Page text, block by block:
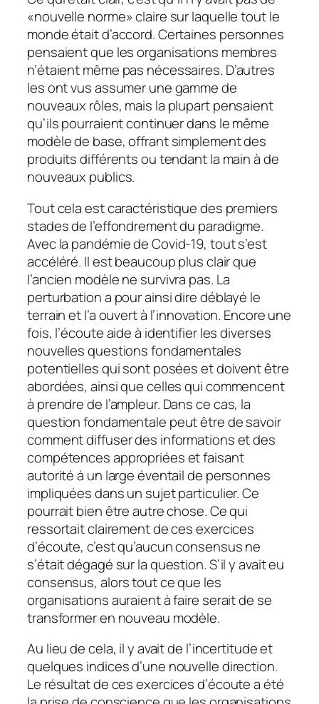
«nouvelle norme» claire sur laquelle tout le
monde était d’accord. Certaines personnes
pensaient que les organisations membres
n’étaient même pas nécessaires. D’autres
les ont vus assumer une gamme de
nouveaux rôles, mais la plupart pensaient
qu’ils pourraient continuer dans le même
modèle de base, offrant simplement des
produits différents ou tendant la main à de
nouveaux publics.
Tout cela est caractéristique des premiers
stades de l’effondrement du paradigme.
Avec la pandémie de Covid-19, tout s’est
accéléré. Il est beaucoup plus clair que
l’ancien modèle ne survivra pas. La
perturbation a pour ainsi dire déblayé le
terrain et l’a ouvert à l’innovation. Encore une
fois, l’écoute aide à identifier les diverses
nouvelles questions fondamentales
potentielles qui sont posées et doivent être
abordées, ainsi que celles qui commencent
à prendre de l’ampleur. Dans ce cas, la
question fondamentale peut être de savoir
comment diffuser des informations et des
compétences appropriées et faisant
autorité à un large éventail de personnes
impliquées dans un sujet particulier. Ce
pourrait bien être autre chose. Ce qui
ressortait clairement de ces exercices
d’écoute, c’est qu’aucun consensus ne
s’était dégagé sur la question. S’il y avait eu
consensus, alors tout ce que les
organisations auraient à faire serait de se
transformer en nouveau modèle.
Au lieu de cela, il y avait de l’incertitude et
quelques indices d’une nouvelle direction.
Le résultat de ces exercices d’écoute a été